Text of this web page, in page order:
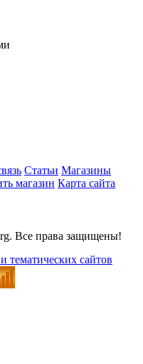
Статьи Магазины
магазин Карта сайта
Все права защищены!